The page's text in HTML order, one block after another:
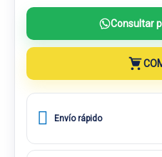
Consultar
Envío rápido